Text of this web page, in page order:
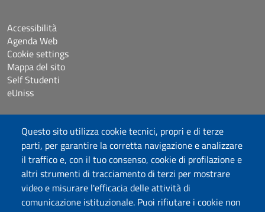
Questo sito utilizza cookie tecnici, propri e di terze
parti, per garantire la corretta navigazione e analizzare
il traffico e, con il tuo consenso, cookie di profilazione e
altri strumenti di tracciamento di terzi per mostrare
video e misurare l'efficacia delle attività di
comunicazione istituzionale. Puoi rifiutare i cookie non
Accessibilità
Agenda Web
Cookie settings
Mappa del sito
Self Studenti
eUniss
Dichiarazione di accessibilità
Posta elettronica @uniss.it
Protocollo
Seguici su